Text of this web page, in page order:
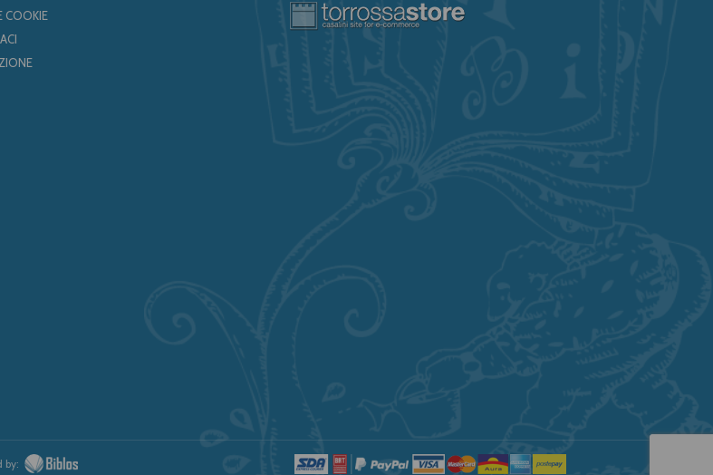
COOKIE
by: